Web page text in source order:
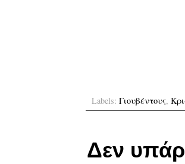
Labels: Γιουβέντους,
Δεν